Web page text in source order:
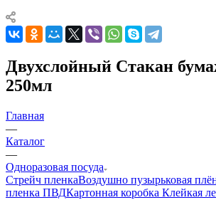
Двухслойный Стакан
250мл
Главная
—
Каталог
—
Одноразовая посуда
Стрейч пленкаВоздушно пузырьковая
пленка ПВДКартонная коробка Клейкая